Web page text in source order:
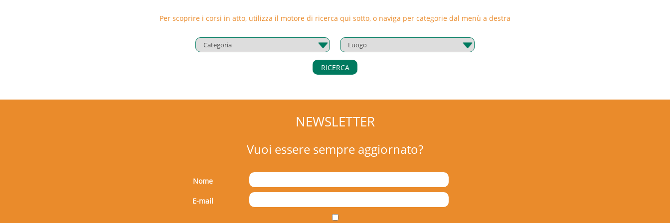
Per scoprire i corsi in atto, utilizza il motore di ricerca qui sotto, o naviga per categorie dal menù a destra
RICERCA
NEWSLETTER
Vuoi essere sempre aggiornato?
Nome
E-mail